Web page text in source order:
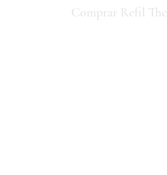
Comprar Refil Thc